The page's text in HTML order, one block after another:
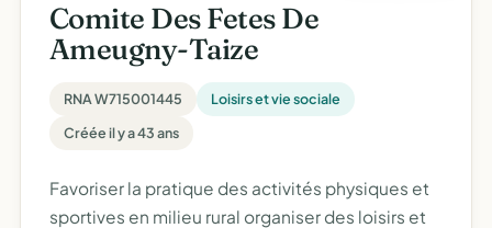
Comite Des Fetes De
Ameugny-Taize
RNA W715001445
Loisirs et vie sociale
Créée il y a 43 ans
Favoriser la pratique des activités physiques et
sportives en milieu rural organiser des loisirs et